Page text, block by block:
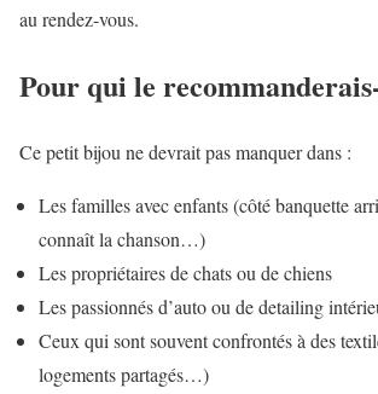
au rendez-vous.
Pour qui le
Ce petit bijou ne devrait pas manquer dans :
Les familles avec enfants (côté banquette
connaît la chanson…)
Les propriétaires de chats ou de chiens
Les passionnés d’auto ou de detailing
Ceux qui sont souvent confrontés à des
logements partagés…)